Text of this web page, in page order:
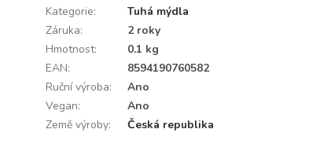
i
s
o
n
o
e
Kategorie:
Tuhá mýdla
Záruka:
2 roky
Hmotnost:
0.1 kg
EAN:
8594190760582
Ruční výroba:
Ano
Vegan:
Ano
Země výroby: Česká republika